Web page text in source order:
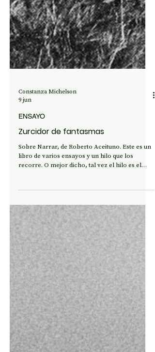
Constanza Michelson
9 jun
ENSAYO
Zurcidor de fantasmas
Sobre Narrar, de Roberto Aceituno. Este es un
libro de varios ensayos y un hilo que los
recorre. O mejor dicho, tal vez el hilo es el
ensayo del libro. No cualquier hilo: el hilo del
sudario. Cuando se piensa en un fantasma la
primera imagen que se evoca es la del
fantasma que se sabe no existe. El de las
caricaturas y las películas infantiles, el
fantasma cubierto con una sábana. Pero esa